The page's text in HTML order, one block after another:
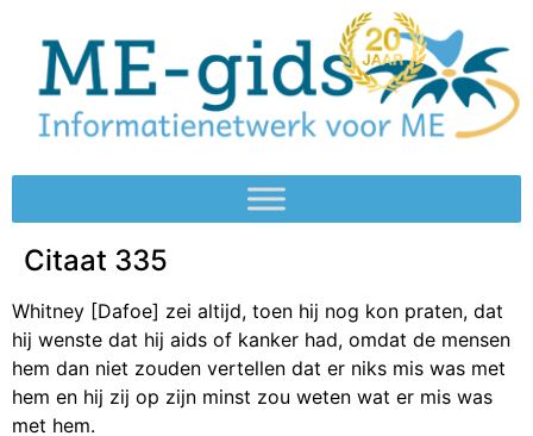
Citaat 335
Whitney [Dafoe] zei altijd, toen hij nog kon praten, dat
hij wenste dat hij aids of kanker had, omdat de mensen
hem dan niet zouden vertellen dat er niks mis was met
hem en hij zij op zijn minst zou weten wat er mis was
met hem.